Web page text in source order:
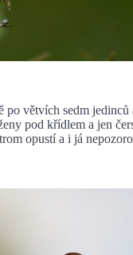
sedm jedinců a
pod křídlem a jen
opustí a i já